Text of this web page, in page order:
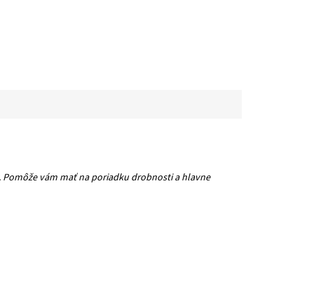
vám mať na poriadku drobnosti a hlavne